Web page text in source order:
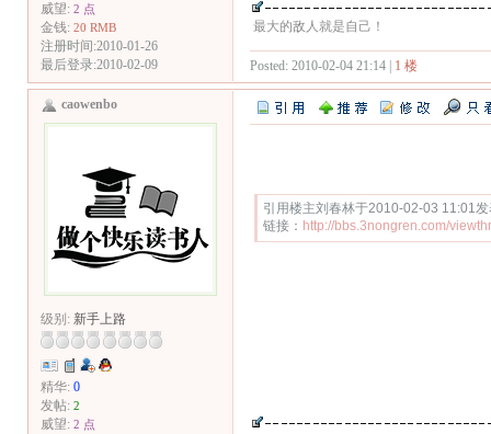
威望: 2 点
金钱: 20 RMB
注册时间:2010-01-26
最后登录:2010-02-09
最大的敌人就是自己！
Posted: 2010-02-04 21:14 | 1 楼
caowenbo
级别: 新手上路
精华: 0
发帖: 2
威望: 2 点
引用楼主刘春林于2010-02-03 11:01
链接： http://bbs.3nongren.com/